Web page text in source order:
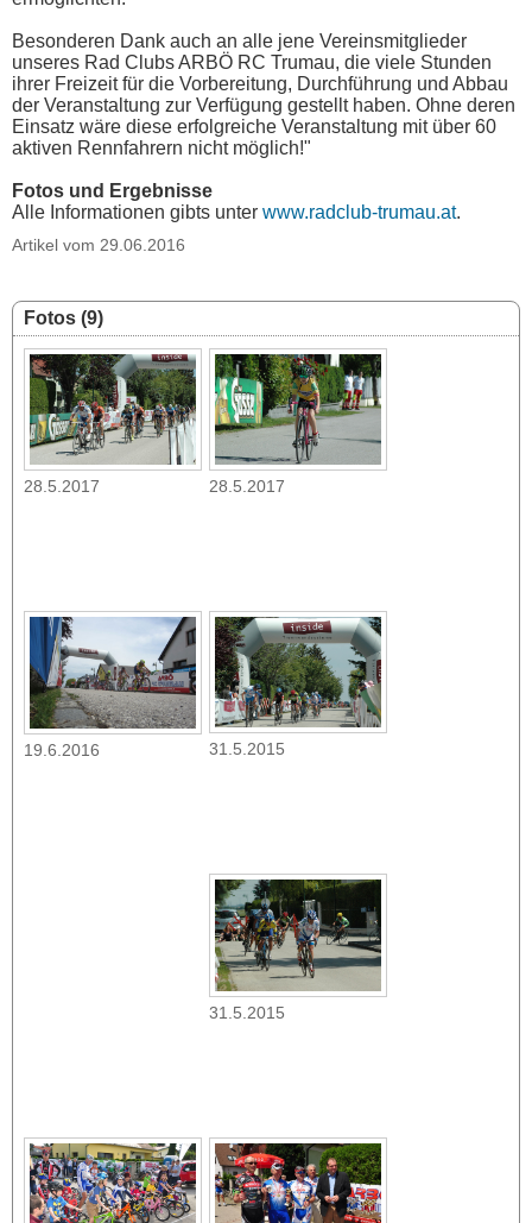
Besonderen Dank auch an alle jene Vereinsmitglieder
unseres Rad Clubs ARBÖ RC Trumau, die viele Stunden
ihrer Freizeit für die Vorbereitung, Durchführung und Abbau
der Veranstaltung zur Verfügung gestellt haben. Ohne deren
Einsatz wäre diese erfolgreiche Veranstaltung mit über 60
aktiven Rennfahrern nicht möglich!"
Fotos und Ergebnisse
Alle Informationen gibts unter www.radclub-trumau.at.
Artikel vom 29.06.2016
Fotos (9)
28.5.2017 28.5.2017
19.6.2016 31.5.2015
31.5.2015